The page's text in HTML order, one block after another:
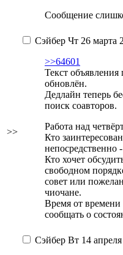
Сообщение
>>
Сэйбер Чт 26 марта
>>64601
Текст
обновлён.
Дедлайн теперь
поиск соавторов.
Работа над
Кто
непосредственно
Кто хочет
свободном
совет или
чиочане.
Время от времени
сообщать о
Сэйбер Вт 14